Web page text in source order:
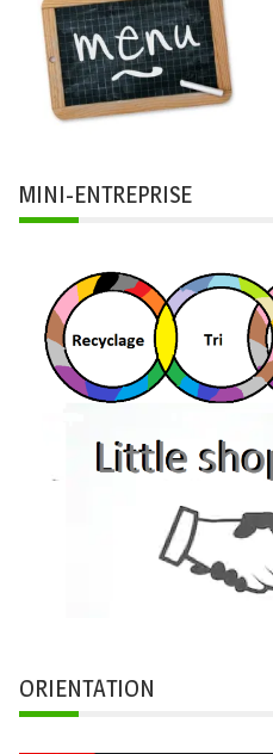
MINI-ENTREPRISE
ORIENTATION